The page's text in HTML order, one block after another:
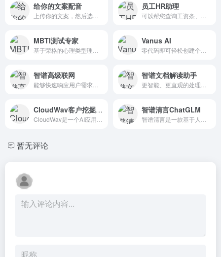
给你的文案配音 员工HR助理
MBTI测试专家 Vanus AI
智谱高级联网 智谱文档解读助手
CloudWav客户挖掘助理 智谱清言ChatGLM
暂无评论